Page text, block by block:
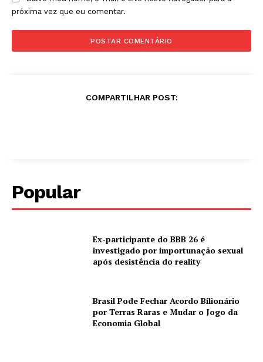
próxima vez que eu comentar.
COMPARTILHAR POST:
Popular
Ex-participante do BBB 26 é
investigado por importunação sexual
após desistência do reality
Brasil Pode Fechar Acordo Bilionário
por Terras Raras e Mudar o Jogo da
Economia Global